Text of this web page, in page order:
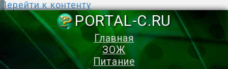
Перейти к контенту
PORTAL-
Главная
ЗОЖ
Питание